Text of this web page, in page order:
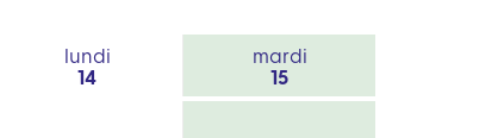
lundi
14
mardi
15